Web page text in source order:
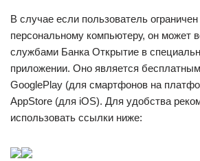
В случае если пользователь
персональному компьютеру, он может
службами Банка Открытие в
приложении. Оно является
GooglePlay (для смартфонов на
AppStore (для iOS). Для удобства
использовать ссылки ниже: